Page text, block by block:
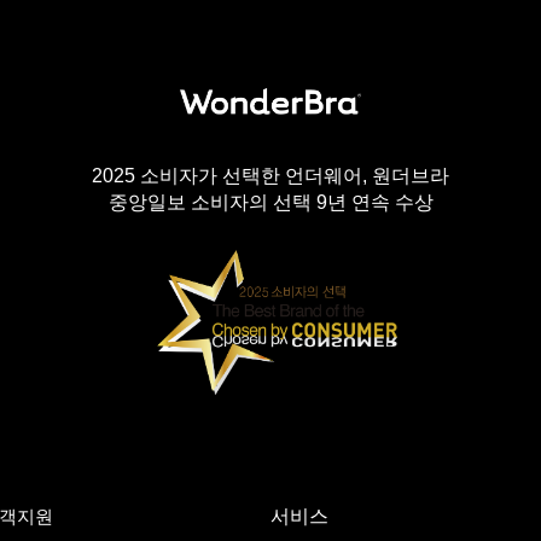
2025 소비자가 선택한 언더웨어, 원더브라
중앙일보 소비자의 선택 9년 연속 수상
지원 서비스